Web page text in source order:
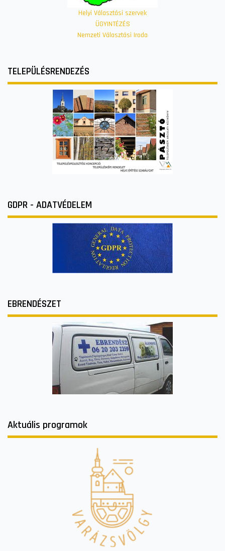
Helyi Választási szervek
ÜGYINTÉZÉS
Nemzeti Választási Iroda
TELEPÜLÉSRENDEZÉS
GDPR - ADATVÉDELEM
EBRENDÉSZET
Aktuális programok